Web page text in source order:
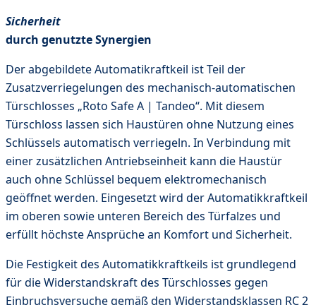
Sicherheit
durch genutzte Synergien
Der abgebildete Automatikraftkeil ist Teil der
Zusatzverriegelungen des mechanisch-automatischen
Türschlosses „Roto Safe A | Tandeo“. Mit diesem
Türschloss lassen sich Haustüren ohne Nutzung eines
Schlüssels automatisch verriegeln. In Verbindung mit
einer zusätzlichen Antriebseinheit kann die Haustür
auch ohne Schlüssel bequem elektromechanisch
geöffnet werden. Eingesetzt wird der Automatikkraftkeil
im oberen sowie unteren Bereich des Türfalzes und
erfüllt höchste Ansprüche an Komfort und Sicherheit.
Die Festigkeit des Automatikkraftkeils ist grundlegend
für die Widerstandskraft des Türschlosses gegen
Einbruchsversuche gemäß den Widerstandsklassen RC 2